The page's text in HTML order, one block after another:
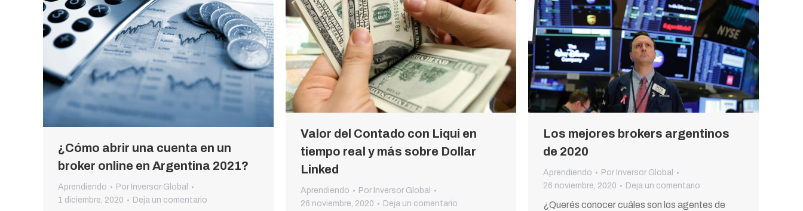
¿Cómo abrir una cuenta en un
broker online en Argentina 2021?
Aprendiendo Por Inversor Global
1 diciembre, 2020
Deja un comentario
Valor del Contado con Liqui en
tiempo real y más sobre Dollar
Linked
Aprendiendo Por Inversor Global
26 noviembre, 2020
Deja un comentario
Los mejores brokers argentinos
de 2020
Aprendiendo Por Inversor Global
26 noviembre, 2020
Deja un comentario
¿Querés conocer cuáles son los agentes de